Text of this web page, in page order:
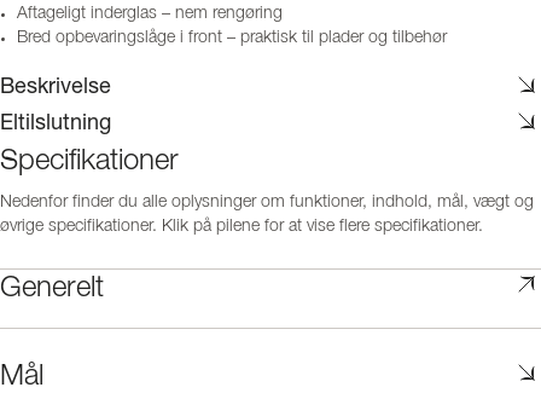
Aftageligt inderglas – nem rengøring
Bred opbevaringslåge i front – praktisk til plader og tilbehør
Beskrivelse
Eltilslutning
Specifikationer
Nedenfor finder du alle oplysninger om funktioner, indhold, mål, vægt og
øvrige specifikationer. Klik på pilene for at vise flere specifikationer.
Generelt
Mål